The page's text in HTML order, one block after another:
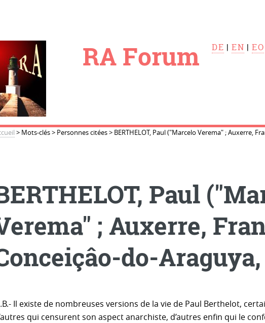
RA Forum DE |EN |EO
> Mots-clés> Personnes citées> BERTHELOT, Paul ("Marcelo Verema" ; Auxerre,
Paul
; Auxerre,
do-
Il existe de nombreuses versions de la vie de Paul Berthelot,
qui censurent son aspect anarchiste, d’autres enfin qui le